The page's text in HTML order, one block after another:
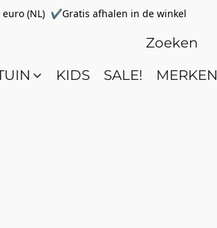
(NL) ✔Gratis afhalen in de winkel
KIDS SALE! MERKEN